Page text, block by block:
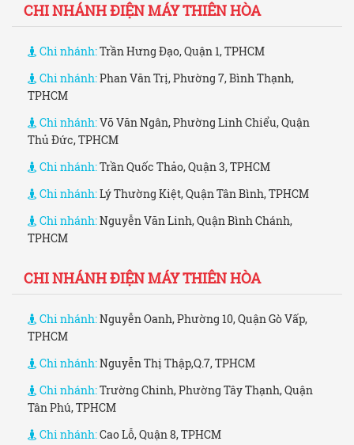
CHI NHÁNH ĐIỆN MÁY THIÊN HÒA
Chi nhánh:Trần Hưng Đạo, Quận 1, TPHCM
Chi nhánh:Phan Văn Trị, Phường 7, Bình Thạnh,
TPHCM
Chi nhánh:Võ Văn Ngân, Phường Linh Chiểu, Quận
Thủ Đức, TPHCM
Chi nhánh:Trần Quốc Thảo, Quận 3, TPHCM
Chi nhánh:Lý Thường Kiệt, Quận Tân Bình, TPHCM
Chi nhánh:Nguyễn Văn Linh, Quận Bình Chánh,
TPHCM
CHI NHÁNH ĐIỆN MÁY THIÊN HÒA
Chi nhánh:Nguyễn Oanh, Phường 10, Quận Gò Vấp,
TPHCM
Chi nhánh:Nguyễn Thị Thập,Q.7, TPHCM
Chi nhánh:Trường Chinh, Phường Tây Thạnh, Quận
Tân Phú, TPHCM
Chi nhánh:Cao Lỗ, Quận 8, TPHCM